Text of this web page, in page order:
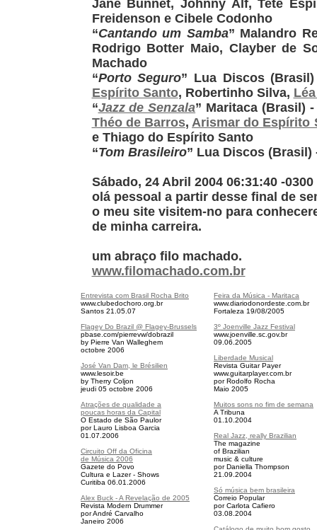
Jane Bunnet, Johnny Alf, Tetê
Freidenson e Cibele Codonho
“Cantando um Samba” Malandro
Rodrigo Botter Maio, Clayber de
Machado
“Porto Seguro” Lua Discos
Espírito Santo, Robertinho Silva,
“Jazz de Senzala” Maritaca (Brasil)
Théo de Barros,Arismar do Espírito
e Thiago do Espírito Santo
“Tom Brasileiro” Lua Discos (Brasil)
Sábado, 24 Abril 2004 06:31:40 -0300
olá pessoal a partir desse final de
o meu site visitem-no para
de minha carreira.
um abraço filo machado.
www.filomachado.com.br
Entrevista com Brasil Rocha Brito
www.clubedochoro.org.br
Santos 21.05.07
Flagey Do Brazil @ Flagey-Brussels
pbase.com/pierrevw/dobrazil
by Pierre Van Walleghem
octobre 2006
José Van Dam, le Brésilien
www.lesoir.be
by Therry Coljon
jeudi 05 octobre 2006
Atrações de qualidade a
poucas horas da Capital
O Estado de São Paulor
por Lauro Lisboa Garcia
01.07.2006
Circuito Off da Oficina
de Música 2006
Gazete do Povo
Cultura e Lazer - Shows
Curitiba 06.01.2006
Alex Buck - A Revelação de 2005
Revista Modern Drummer
por André Carvalho
Janeiro 2006
Feira da Música - Maritaca
www.diariodonordeste.com.br
Fortaleza 19/08/2005
3º Joenville Jazz Festival
www.joenville.sc.gov.br
09.06.2005
Liberdade Musical
Revista Guitar Payer
www.guitarplayer.com.br
por Rodolfo Rocha
Maio 2005
Muitos sons no fim de semana
A Tribuna
01.10.2004
Real Jazz, really Brazilian
The magazine
of Brazilian
music & culture
por Daniella Thompson
21.09.2004
Só música bem brasileira
Correio Popular
por Carlota Cafiero
03.08.2004